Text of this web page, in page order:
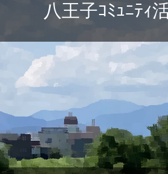
八王子ｺﾐｭﾆﾃｨ